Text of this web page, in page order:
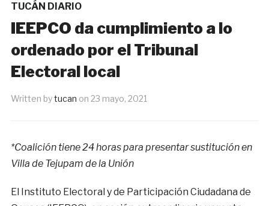
TUCÁN DIARIO
IEEPCO da cumplimiento a lo
ordenado por el Tribunal
Electoral local
Written bytucan on 23 mayo, 2021
*Coalición tiene 24 horas para presentar sustitución en
Villa de Tejupam de la Unión
El Instituto Electoral y de Participación Ciudadana de